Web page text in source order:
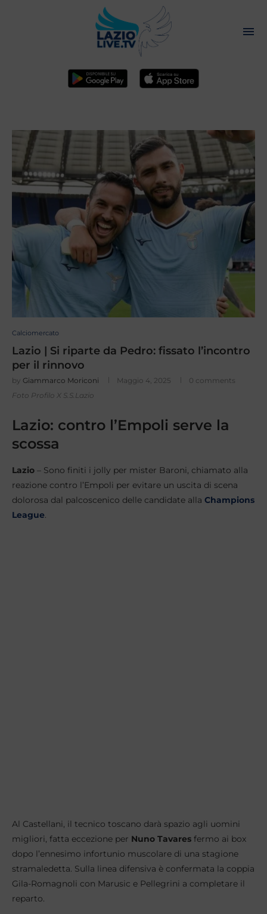
Calciomercato
Lazio | Si riparte da Pedro: fissato l’incontro
per il rinnovo
by Giammarco Moriconi Maggio 4, 2025
0 comments
Foto Profilo X S.S.Lazio
Lazio: contro l’Empoli serve la
scossa
Lazio – Sono finiti i jolly per mister Baroni, chiamato alla
reazione contro l’Empoli per evitare un uscita di scena
dolorosa dal palcoscenico delle candidate alla Champions
League
Al Castellani, il tecnico toscano darà spazio agli uomini
migliori, fatta eccezione per Nuno Tavares fermo ai box
dopo l’ennesimo infortunio muscolare di una stagione
stramaledetta. Sulla linea difensiva è confermata la coppia
Gila-Romagnoli con Marusic e Pellegrini a completare il
reparto.